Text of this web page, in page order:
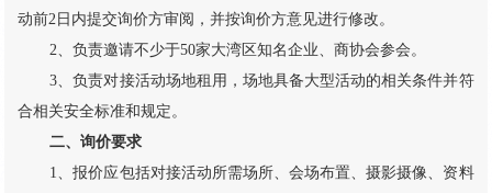
动前2日内提交询价方审阅，并按询价方意见进行修改。
2、负责邀请不少于50家大湾区知名企业、商协会参会。
3、负责对接活动场地租用，场地具备大型活动的相关条件并符
合相关安全标准和规定。
二、询价要求
1、报价应包括对接活动所需场所、会场布置、摄影摄像、资料